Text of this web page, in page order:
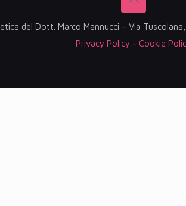
del Dott. Marco Mannucci – Via
Privacy Policy - Cookie